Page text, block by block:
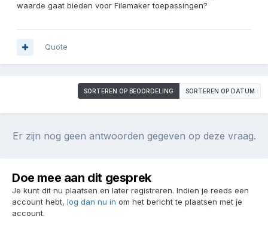
waarde gaat bieden voor Filemaker toepassingen?
Quote
SORTEREN OP BEOORDELING SORTEREN OP DATUM
Er zijn nog geen antwoorden gegeven op deze vraag.
Doe mee aan dit gesprek
Je kunt dit nu plaatsen en later registreren. Indien je reeds een
account hebt, log dan nu in om het bericht te plaatsen met je
account.